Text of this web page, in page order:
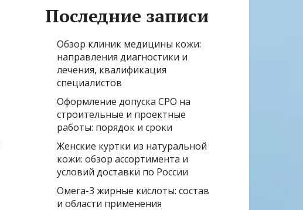
Последние записи
Обзор клиник медицины кожи:
направления диагностики и
лечения, квалификация
специалистов
Оформление допуска СРО на
строительные и проектные
работы: порядок и сроки
Женские куртки из натуральной
кожи: обзор ассортимента и
условий доставки по России
Омега-3 жирные кислоты: состав
и области применения